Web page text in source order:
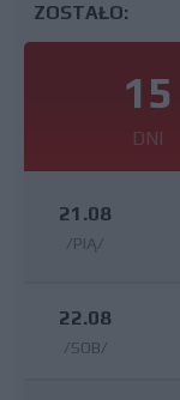
ZOSTAŁO:
15
DNI
21.08
/PIĄ/
22.08
/SOB/